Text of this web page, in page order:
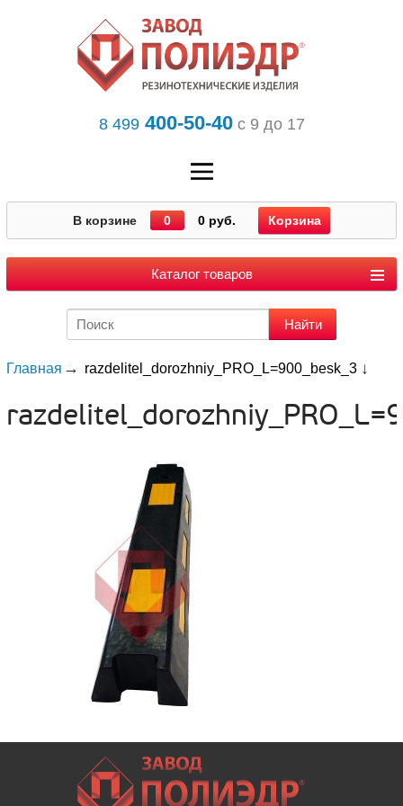
8 499400-50-40с 9 до 17
В корзине 0 0 руб. Корзина
Каталог товаров
Главная razdelitel_dorozhniy_PRO_L=900_besk_3